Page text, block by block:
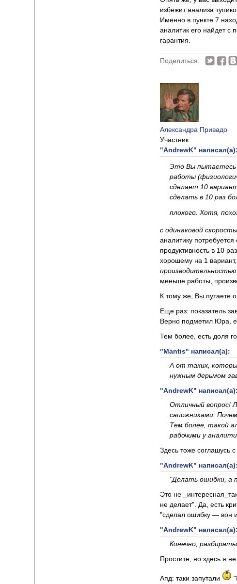
избежит анализа
Именно в пункте 7
аналитик его найдет
гарантия.
Поделиться:
Александра Привадо
Участник
"AndrewK" написал(а):
Это Вы пытаетесь
работы
сделает 10
сделать в 10 раз
плохого. Хотя,
с одинаковой
аналитику
продуктивность в 10
хорошему на 1
производительностью
меньше работы,
К тому же, Вы путаете
Еще раз: показатель
Верно подметил Юра,
Тем более, есть доля
"Mantis" написал(а):
А от таких,
нужным дерьмом
"AndrewK" написал(а):
Отличный вопрос!
сапожниками.
Тем более, такой
рабочими у
Здесь тоже соглашусь
"AndrewK" написал(а):
"Делать ошибки, а
Это не
не делает". Да, есть
"сделал ошибку — вон
"AndrewK" написал(а):
Конечно,
Простите, но здесь я
Апд: таки запутали